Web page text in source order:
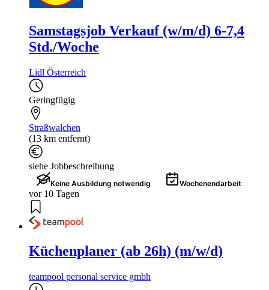
Samstagsjob Verkauf (w/m/d) 6-7,4
Std./Woche
Lidl Österreich
Geringfügig
Straßwalchen
(13 km entfernt)
siehe Jobbeschreibung
Keine Ausbildung notwendig Wochenendarbeit
vor 10 Tagen
Küchenplaner (ab 26h) (m/w/d)
teampool personal service gmbh